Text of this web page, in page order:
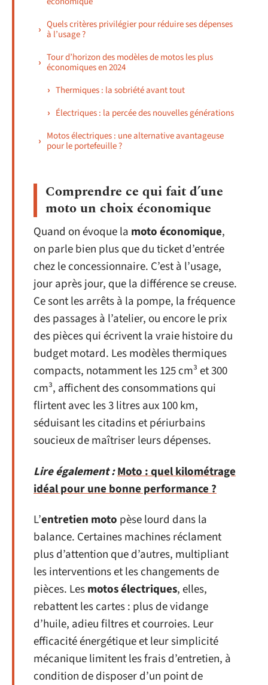
Quels critères privilégier pour réduire ses dépenses
à l’usage ?
Tour d’horizon des modèles de motos les plus
économiques en 2024
Thermiques : la sobriété avant tout
Électriques : la percée des nouvelles générations
Motos électriques : une alternative avantageuse
pour le portefeuille ?
Comprendre ce qui fait d’une
moto un choix économique
Quand on évoque la moto économique,
on parle bien plus que du ticket d’entrée
chez le concessionnaire. C’est à l’usage,
jour après jour, que la différence se creuse.
Ce sont les arrêts à la pompe, la fréquence
des passages à l’atelier, ou encore le prix
des pièces qui écrivent la vraie histoire du
budget motard. Les modèles thermiques
compacts, notamment les 125 cm³ et 300
cm³, affichent des consommations qui
flirtent avec les 3 litres aux 100 km,
séduisant les citadins et périurbains
soucieux de maîtriser leurs dépenses.
Lire également :Moto : quel kilométrage
idéal pour une bonne performance ?
L’entretien moto pèse lourd dans la
balance. Certaines machines réclament
plus d’attention que d’autres, multipliant
les interventions et les changements de
pièces. Lesmotos électriques, elles,
rebattent les cartes : plus de vidange
d’huile, adieu filtres et courroies. Leur
efficacité énergétique et leur simplicité
mécanique limitent les frais d’entretien, à
condition de disposer d’un point de